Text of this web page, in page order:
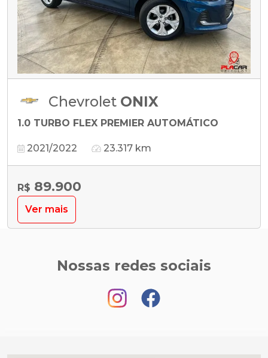
Chevrolet ONIX
1.0 TURBO FLEX PREMIER AUTOMÁTICO
2021/2022 23.317 km
R$ 89.900
Ver mais
Nossas redes sociais